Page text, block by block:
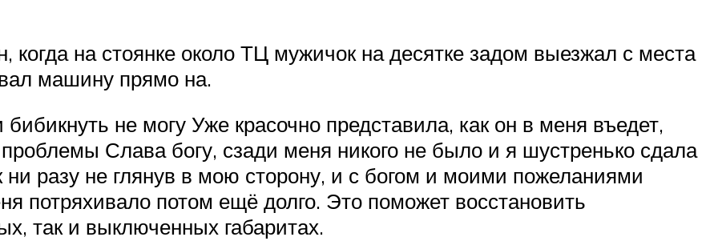
когда на стоянке около ТЦ мужичок на десятке задом выезжал с места
машину прямо на.
не могу Уже красочно представила, как он в меня въедет,
Слава богу, сзади меня никого не было и я шустренько сдала
разу не глянув в мою сторону, и с богом и моими пожеланиями
потряхивало потом ещё долго. Это поможет восстановить
так и выключенных габаритах.